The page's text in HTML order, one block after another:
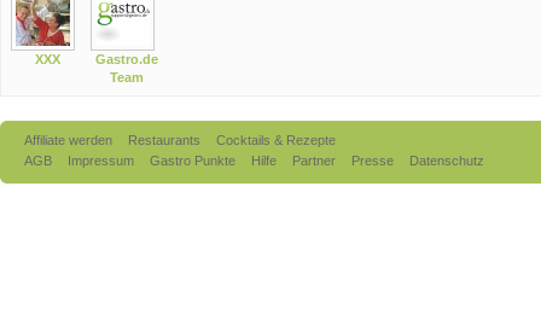
XXX
Gastro.de
Team
Affiliate werden Restaurants
Cocktails & Rezepte
AGB
Impressum Gastro Punkte Hilfe Partner Presse Datenschutz